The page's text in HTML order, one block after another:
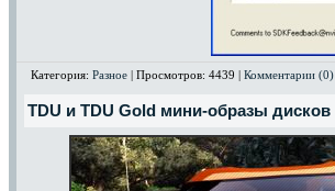
Категория: Разное | Просмотров: 4439 | Комментарии (0)
TDU и TDU Gold мини-образы дисков